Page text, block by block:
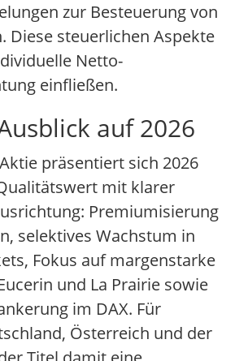
zur Besteuerung von
Diese steuerlichen Aspekte
Netto-
einfließen.
auf 2026
präsentiert sich 2026
mit klarer
Premiumisierung
selektives Wachstum in
Fokus auf margenstarke
und La Prairie sowie
im DAX. Für
Österreich und der